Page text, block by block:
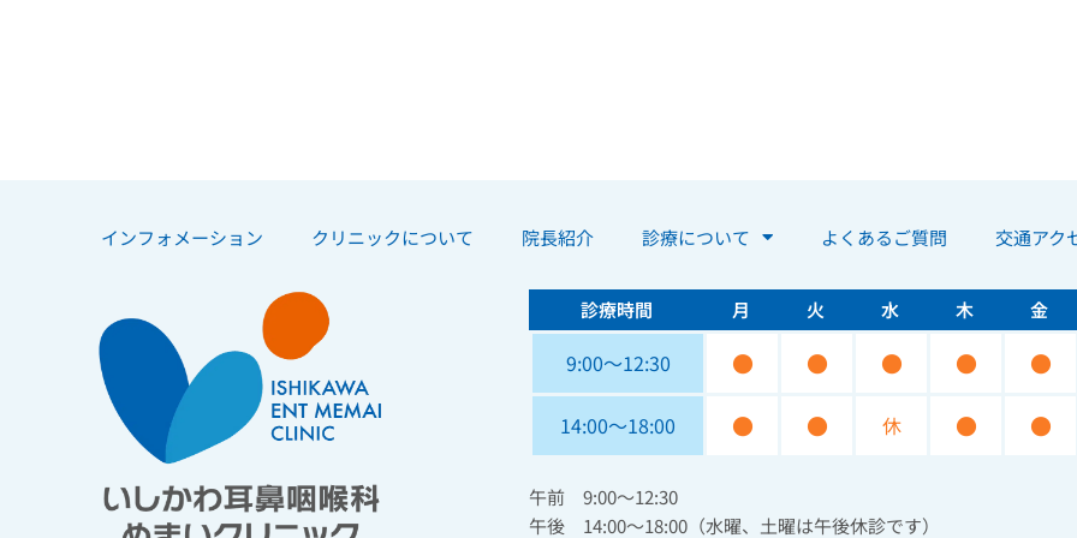
インフォメーション クリニックについて 院長紹介 診療について よくあるご質問 交通アク
診療時間 月 火 水 木 金
9:00〜12:30 ● ● ● ● ●
14:00〜18:00 ● ● 休 ● ●
午前 9:00～12:30
午後 14:00～18:00（水曜、土曜は午後休診です）